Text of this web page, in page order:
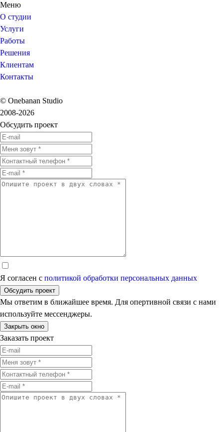
Меню
О студии
Услуги
Работы
Решения
Клиентам
Контакты
© Onebanan Studio
2008-2026
Обсудить проект
Я согласен с политикой обработки персональных данных
Обсудить проект
Мы ответим в ближайшее время. Для опертивной связи с нами
используйте мессенджеры.
Закрыть окно
Заказать проект